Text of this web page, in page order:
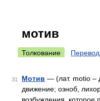
мотив
Толкование Перевод
31 Мотив — (лат. motio –
движение; озноб,